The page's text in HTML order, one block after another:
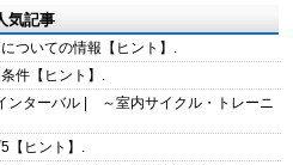
気記事
ついての情報【ヒント】.
件【ヒント】.
ンターバル | ～室内サイクル・トレーニ
【ヒント】.